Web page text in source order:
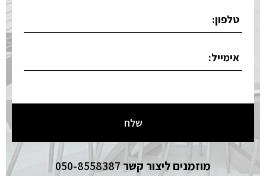
מוזמנים ליצור קשר050-8558387